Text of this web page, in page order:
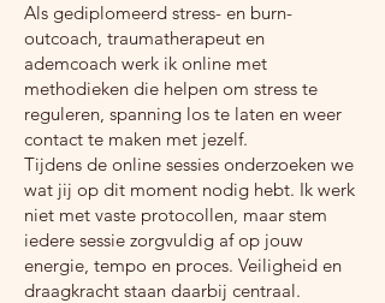
Als gediplomeerd stress- en burn-
outcoach, trauma­therapeut en
ademcoach werk ik online met
methodieken die helpen om stress te
reguleren, spanning los te laten en weer
contact te maken met jezelf.
Tijdens de online sessies onderzoeken we
wat jij op dit moment nodig hebt. Ik werk
niet met vaste protocollen, maar stem
iedere sessie zorgvuldig af op jouw
energie, tempo en proces. Veiligheid en
draagkracht staan daarbij centraal.